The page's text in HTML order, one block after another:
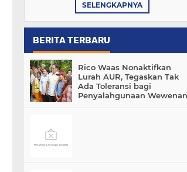
SELENGKAPNYA
BERITA TERBARU
Rico Waas Nonaktifkan
Lurah AUR, Tegaskan Tak
Ada Toleransi bagi
Penyalahgunaan